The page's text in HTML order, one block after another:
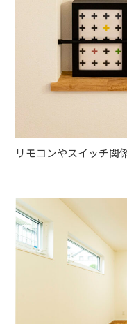
リモコンやスイッチ関